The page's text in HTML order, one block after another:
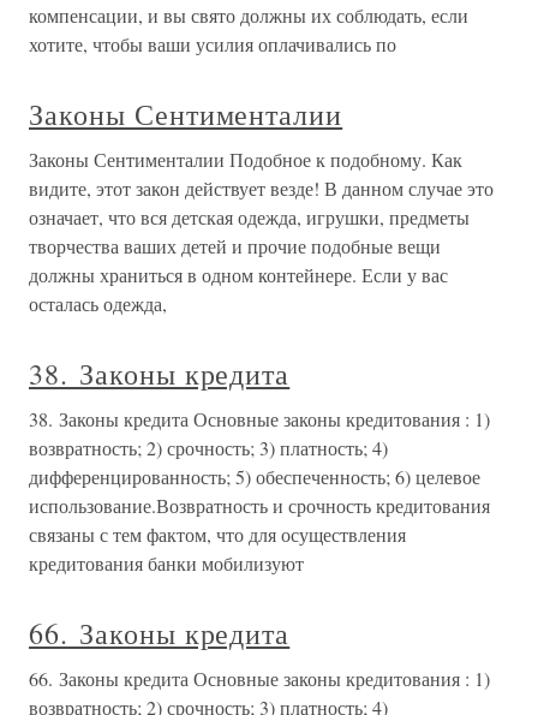
компенсации, и вы свято должны их соблюдать, если
хотите, чтобы ваши усилия оплачивались по
Законы Сентименталии
Законы Сентименталии Подобное к подобному. Как
видите, этот закон действует везде! В данном случае это
означает, что вся детская одежда, игрушки, предметы
творчества ваших детей и прочие подобные вещи
должны храниться в одном контейнере. Если у вас
осталась одежда,
38. Законы кредита
38. Законы кредита Основные законы кредитования : 1)
возвратность; 2) срочность; 3) платность; 4)
дифференцированность; 5) обеспеченность; 6) целевое
использование.Возвратность и срочность кредитования
связаны с тем фактом, что для осуществления
кредитования банки мобилизуют
66. Законы кредита
66. Законы кредита Основные законы кредитования : 1)
возвратность; 2) срочность; 3) платность; 4)